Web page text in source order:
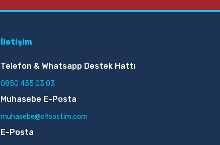
İletişim
Telefon & Whatsapp Destek Hattı
0850 455 03 03
Muhasebe E-Posta
muhasebe@ofisostim.com
E-Posta